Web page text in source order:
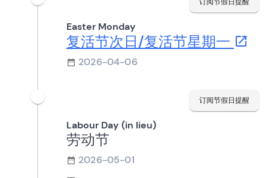
Easter Monday
复活节次日/复活节星期一
2026-04-06
订阅节假日提醒
Labour Day (in lieu)
劳动节
2026-05-01